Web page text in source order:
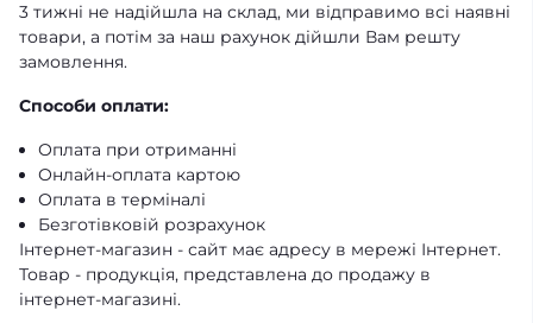
3 тижні не надійшла на склад, ми відправимо всі наявні
товари, а потім за наш рахунок дійшли Вам решту
замовлення.
Способи оплати:
Оплата при отриманні
Онлайн-оплата картою
Оплата в терміналі
Безготівковій розрахунок
Інтернет-магазин - сайт має адресу в мережі Інтернет.
Товар - продукція, представлена ​​до продажу в
інтернет-магазині.